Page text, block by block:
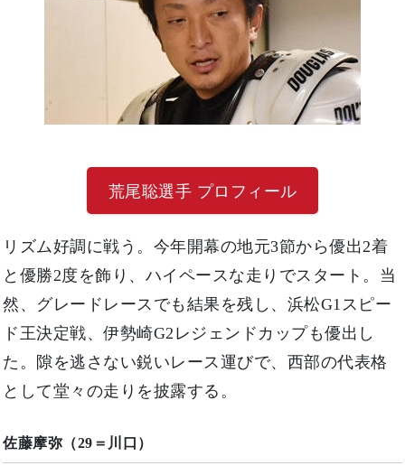
荒尾聡選手 プロフィール
リズム好調に戦う。今年開幕の地元3節から優出2着
と優勝2度を飾り、ハイペースな走りでスタート。当
然、グレードレースでも結果を残し、浜松G1スピー
ド王決定戦、伊勢崎G2レジェンドカップも優出し
た。隙を逃さない鋭いレース運びで、西部の代表格
として堂々の走りを披露する。
佐藤摩弥（29＝川口）